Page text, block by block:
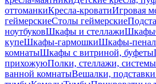
оттоманкиКресла-кроватиИгровая
геймерскиеСтолы геймерские
ноутбуковШкафы и стеллажиШкафы
купеШкафы-гармошкиШкафы-
комнатыШкафы с витриной, буфеты
прихожуюПолки, стеллажи,
ванной комнатыВешалки, подставки